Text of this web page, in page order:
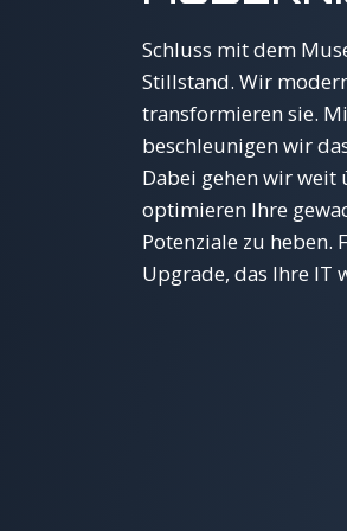
Schluss mit dem
Stillstand. Wir
transformieren sie.
beschleunigen wir
Dabei gehen wir weit
optimieren Ihre
Potenziale zu heben.
Upgrade, das Ihre IT